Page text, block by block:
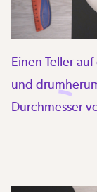
Einen Teller
und
Durchmesser